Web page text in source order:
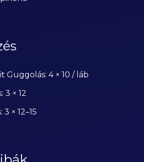
Guggolás: 4 × 10 / láb
3 × 12
× 12–15